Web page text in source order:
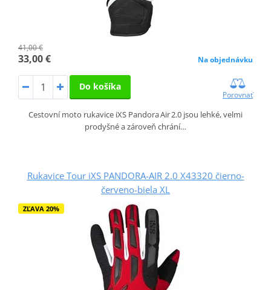
41,00 €
33,00 € Na objednávku
Do košíka
Porovnať
Cestovní moto rukavice iXS Pandora Air 2.0 jsou lehké, velmi
prodyšné a zároveň chrání…
Rukavice Tour iXS PANDORA-AIR 2.0 X43320 čierno-
červeno-biela XL
ZĽAVA 20%